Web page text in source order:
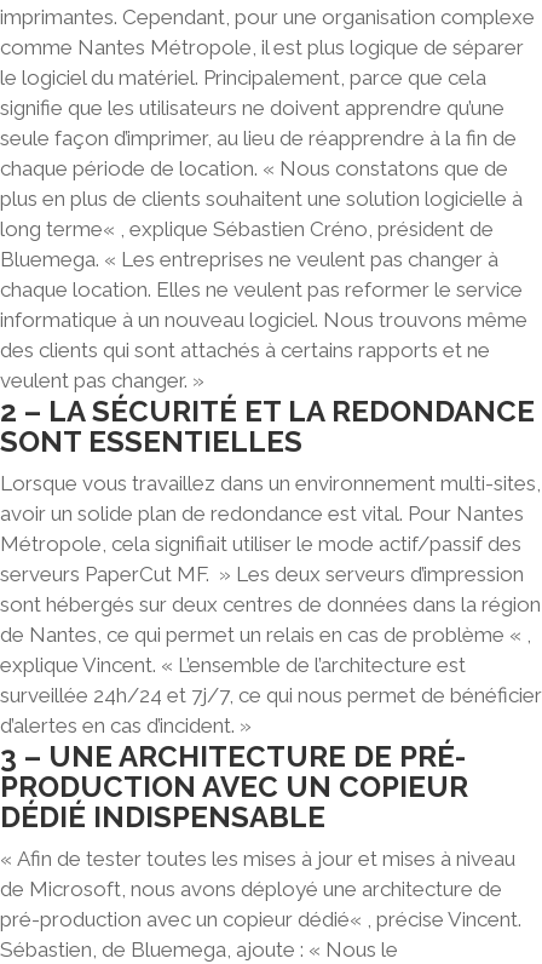
imprimantes. Cependant, pour une organisation complexe
comme Nantes Métropole, il est plus logique de séparer
le logiciel du matériel. Principalement, parce que cela
signifie que les utilisateurs ne doivent apprendre qu’une
seule façon d’imprimer, au lieu de réapprendre à la fin de
chaque période de location. « Nous constatons que de
plus en plus de clients souhaitent une solution logicielle à
long terme« , explique Sébastien Créno, président de
Bluemega. « Les entreprises ne veulent pas changer à
chaque location. Elles ne veulent pas reformer le service
informatique à un nouveau logiciel. Nous trouvons même
des clients qui sont attachés à certains rapports et ne
veulent pas changer. »
2 – LA SÉCURITÉ ET LA REDONDANCE
SONT ESSENTIELLES
Lorsque vous travaillez dans un environnement multi-sites,
avoir un solide plan de redondance est vital. Pour Nantes
Métropole, cela signifiait utiliser le mode actif/passif des
serveurs PaperCut MF. » Les deux serveurs d’impression
sont hébergés sur deux centres de données dans la région
de Nantes, ce qui permet un relais en cas de problème « ,
explique Vincent. « L’ensemble de l’architecture est
surveillée 24h/24 et 7j/7, ce qui nous permet de bénéficier
d’alertes en cas d’incident. »
3 – UNE ARCHITECTURE DE PRÉ-
PRODUCTION AVEC UN COPIEUR
DÉDIÉ INDISPENSABLE
« Afin de tester toutes les mises à jour et mises à niveau
de Microsoft, nous avons déployé une architecture de
pré-production avec un copieur dédié« , précise Vincent.
Sébastien, de Bluemega, ajoute : « Nous le